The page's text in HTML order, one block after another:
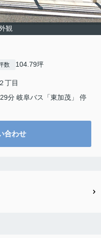
観
数 104.79坪
２丁目
29分 岐阜バス「東加茂」 停
合わせ